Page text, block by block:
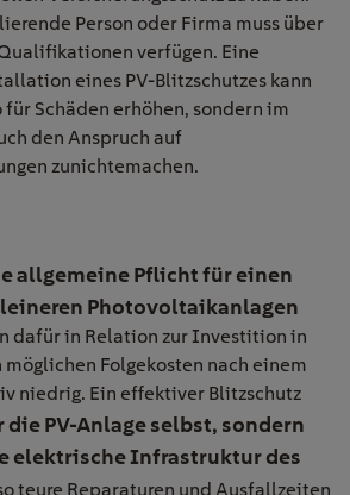
Person oder Firma muss über
verfügen. Eine
eines PV-Blitzschutzes kann
Schäden erhöhen, sondern im
den Anspruch auf
zunichtemachen.
allgemeine Pflicht für einen
Photovoltaikanlagen
dafür in Relation zur Investition in
Folgekosten nach einem
niedrig. Ein effektiver Blitzschutz
PV-Anlage selbst, sondern
elektrische Infrastruktur des
teure Reparaturen und Ausfallzeiten